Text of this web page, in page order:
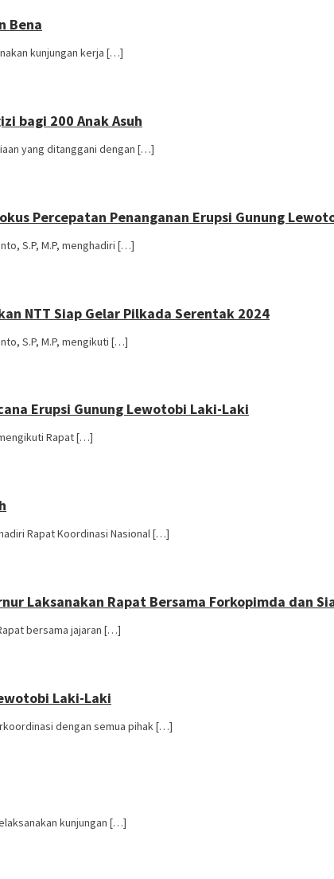
Bena
kunjungan kerja […]
bagi 200 Anak Asuh
yang ditanggani dengan […]
Percepatan Penanganan Erupsi Gunung
S.P, M.P, menghadiri […]
NTT Siap Gelar Pilkada Serentak 2024
S.P, M.P, mengikuti […]
Erupsi Gunung Lewotobi Laki-Laki
mengikuti Rapat […]
Rapat Koordinasi Nasional […]
Laksanakan Rapat Bersama Forkopimda dan
bersama jajaran […]
Laki-Laki
dengan semua pihak […]
kunjungan […]